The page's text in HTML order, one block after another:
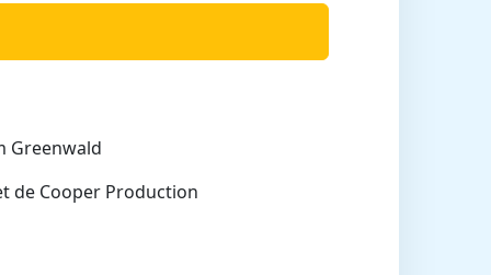
Greenwald
de Cooper Production